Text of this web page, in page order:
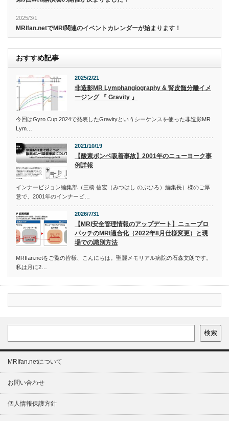
2025/3/1
MRIfan.netでMRI関連のイベントカレンダーが始まります！
おすすめ記事
2025/2/21
非造影MR Lymphangiography & 腎皮髄分離イメ
ージング 『 Gravity 』
今回はGyro Cup 2024で発表したGravityというシーケンスを使った非造影MR
Lym…
2021/10/19
【酸素ボンベ吸着事故】2001年のニューヨーク事
例詳報
インナービジョン編集部（三橋 信宏（みつはし のぶひろ）編集長）様のご厚
意で、2001年のインナービ…
2026/7/31
【MRI安全管理情報のアップデート】ニュープロ
パッチのMRI適合化（2022年8月仕様変更）と現
場での識別方法
MRIfan.netをご覧の皆様、こんにちは。聖麗メモリアル病院の石森文朗です。
私は月に2…
検索
MRIfan.netについて
お問い合わせ
個人情報保護方針